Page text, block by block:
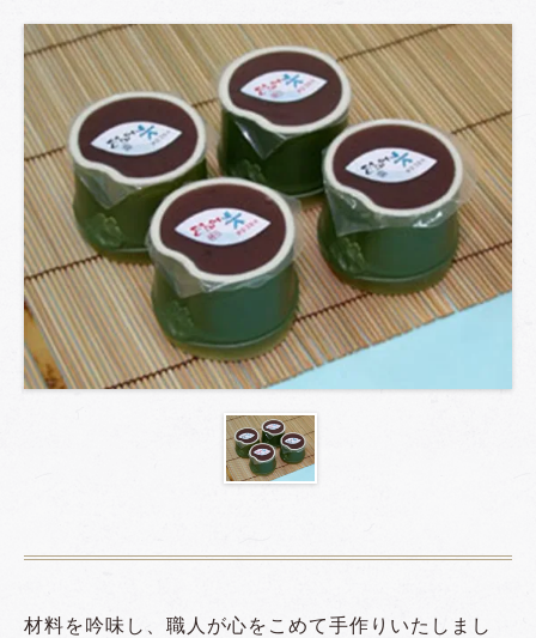
材料を吟味し、職人が心をこめて手作りいたしまし